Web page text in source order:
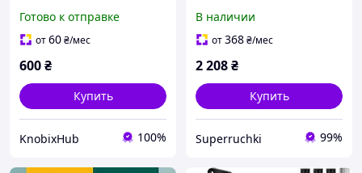
Готово к отправке
от60₴/мес
600₴
Купить
KnobixHub 100%
В наличии
от368₴/мес
2 208₴
Купить
Superruchki 99%